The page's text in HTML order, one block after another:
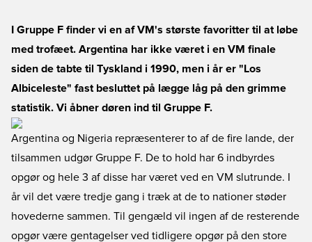
I Gruppe F finder vi en af VM's største favoritter til at løbe
med trofæet. Argentina har ikke været i en VM finale
siden de tabte til Tyskland i 1990, men i år er "Los
Albiceleste" fast besluttet på lægge låg på den grimme
statistik. Vi åbner døren ind til Gruppe F.
Argentina og Nigeria repræsenterer to af de fire lande, der
tilsammen udgør Gruppe F. De to hold har 6 indbyrdes
opgør og hele 3 af disse har været ved en VM slutrunde. I
år vil det være tredje gang i træk at de to nationer støder
hovederne sammen. Til gengæld vil ingen af de resterende
opgør være gentagelser ved tidligere opgør på den store